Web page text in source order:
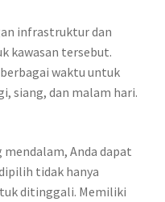
infrastruktur dan
kawasan tersebut.
waktu untuk
siang, dan malam hari.
Anda dapat
tidak hanya
ditinggali. Memiliki